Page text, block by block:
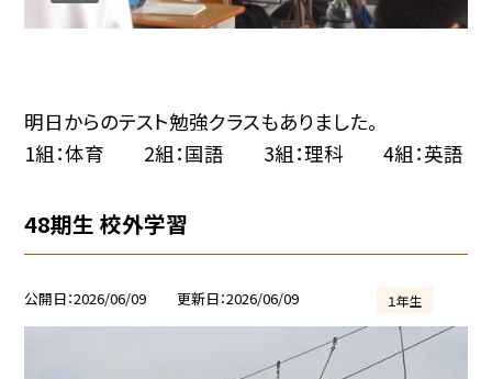
明日からのテスト勉強クラスもありました。
1組：体育 2組：国語 3組：理科 4組：英語
48期生 校外学習
公開日 2026/06/09 更新日 2026/06/09 １年生